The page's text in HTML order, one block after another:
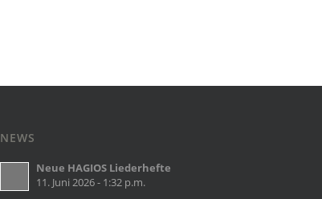
NEWS
Neue HAGIOS Liederhefte
11. Juni 2026 - 1:32 p.m.